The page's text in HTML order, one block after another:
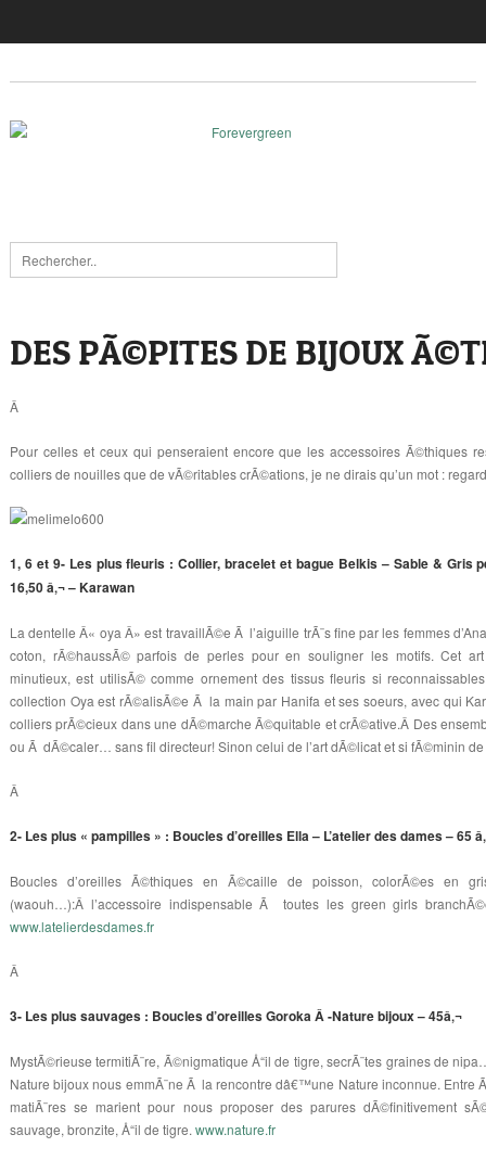
DES PÃ©PITES DE BIJOUX
Â
Pour celles et ceux qui penseraient encore que les accessoires Ã©thiques
colliers de nouilles que de vÃ©ritables crÃ©ations, je ne dirais qu’un mot :
1, 6 et 9- Les plus fleuris : Collier, bracelet et bague Belkis – Sable & Gris
16,50 â‚¬ – Karawan
La dentelle Â« oya Â» est travaillÃ©e Ã l’aiguille trÃ¨s fine par les femmes
coton, rÃ©haussÃ© parfois de perles pour en souligner les motifs. Cet
minutieux, est utilisÃ© comme ornement des tissus fleuris si
collection Oya est rÃ©alisÃ©e Ã la main par Hanifa et ses soeurs, avec qui
colliers prÃ©cieux dans une dÃ©marche Ã©quitable et crÃ©ative.Â Des
ou Ã dÃ©caler… sans fil directeur! Sinon celui de l’art dÃ©licat et si fÃ©minin de
Â
2- Les plus « pampilles » : Boucles d’oreilles Ella – L’atelier des dames – 65
Boucles d’oreilles Ã©thiques en Ã©caille de poisson, colorÃ©es en
(waouh…):Â l’accessoire indispensable Ã toutes les green girls
www.latelierdesdames.fr
Â
3- Les plus sauvages : Boucles d’oreilles Goroka Â -Nature bijoux – 45â‚¬
MystÃ©rieuse termitiÃ¨re, Ã©nigmatique Å“il de tigre, secrÃ¨tes graines de
Nature bijoux nous emmÃ¨ne Ã la rencontre dâ€™une Nature inconnue. Entre
matiÃ¨res se marient pour nous proposer des parures dÃ©finitivement
sauvage, bronzite, Å“il de tigre. www.nature.fr